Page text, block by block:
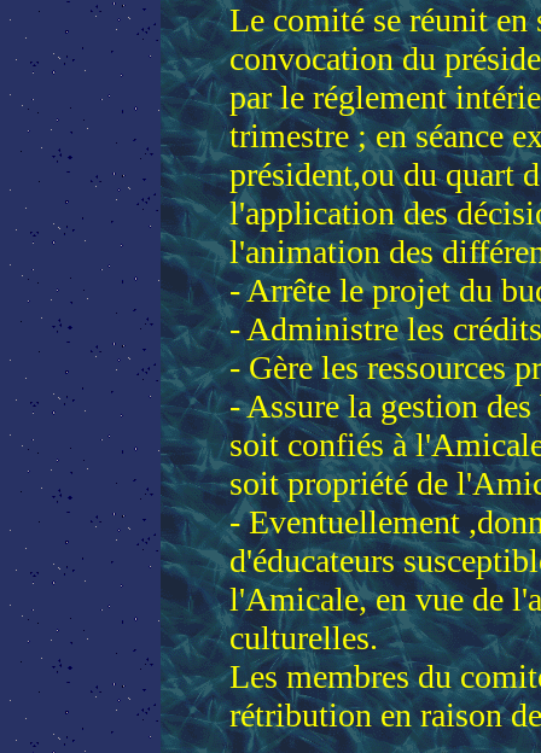
Le comité se réunit en
convocation du
par le réglement
trimestre ; en séance
président,ou du quart
l'application des
l'animation des
- Arrête le projet du
- Administre les
- Gère les ressources
- Assure la gestion
soit confiés à
soit propriété de
- Eventuellement
d'éducateurs
l'Amicale, en vue de
culturelles.
Les membres du
rétribution en raison